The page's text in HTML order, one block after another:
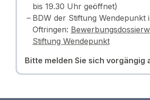
bis 19.30 Uhr geöffnet)
BDW der Stiftung Wendepunkt
Oftringen:
Stiftung Wendepunkt
Bitte melden Sie sich vorgängig